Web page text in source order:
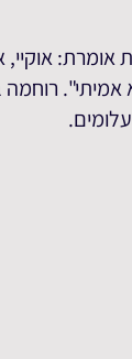
אוקיי,
רוחמה